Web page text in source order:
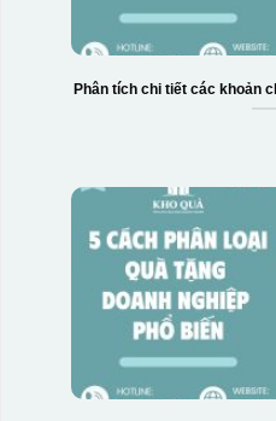
Phân tích chi tiết các khoản